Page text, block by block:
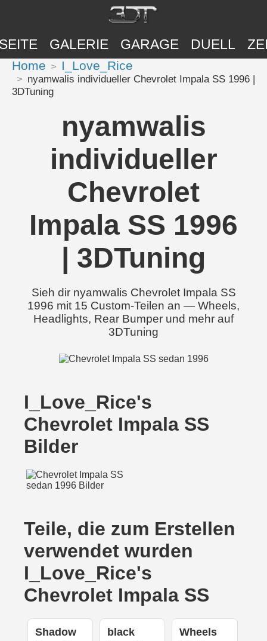
GALERIE GARAGE DUELL
Home I_Love_Rice
nyamwalis individueller Chevrolet Impala SS 1996 |
3DTuning
nyamwalis
individueller
Chevrolet
Impala SS 1996
| 3DTuning
Sieh dir nyamwalis Chevrolet Impala SS
1996 mit 15 Custom-Teilen an — Wheels,
Headlights, Rear Bumper und mehr auf
3DTuning
I_Love_Rice's
Chevrolet Impala SS
Bilder
Teile, die zum Erstellen
verwendet wurden
I_Love_Rice's
Chevrolet Impala SS
Shadow black Wheels